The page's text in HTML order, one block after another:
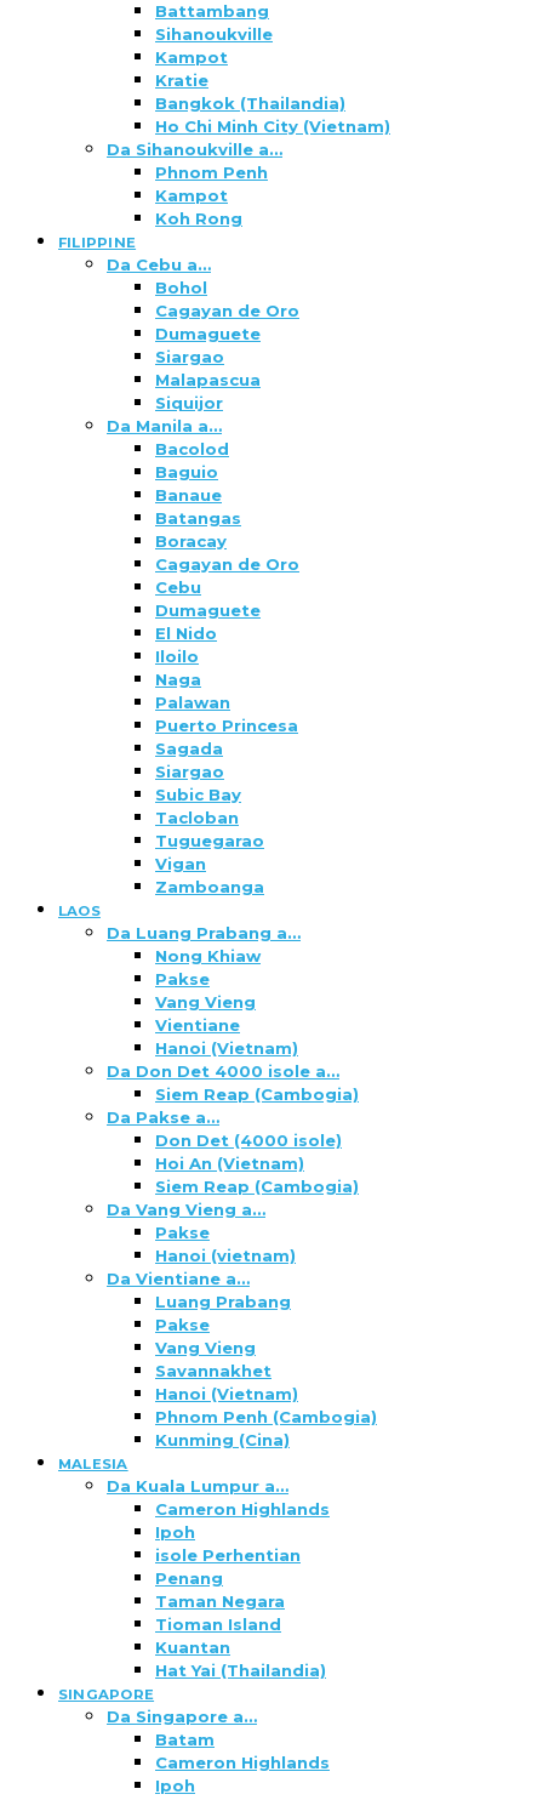
Battambang
Sihanoukville
Kampot
Kratie
Bangkok (Thailandia)
Ho Chi Minh City (Vietnam)
Da Sihanoukville a…
Phnom Penh
Kampot
Koh Rong
FILIPPINE
Da Cebu a…
Bohol
Cagayan de Oro
Dumaguete
Siargao
Malapascua
Siquijor
Da Manila a…
Bacolod
Baguio
Banaue
Batangas
Boracay
Cagayan de Oro
Cebu
Dumaguete
El Nido
Iloilo
Naga
Palawan
Puerto Princesa
Sagada
Siargao
Subic Bay
Tacloban
Tuguegarao
Vigan
Zamboanga
LAOS
Da Luang Prabang a…
Nong Khiaw
Pakse
Vang Vieng
Vientiane
Hanoi (Vietnam)
Da Don Det 4000 isole a…
Siem Reap (Cambogia)
Da Pakse a…
Don Det (4000 isole)
Hoi An (Vietnam)
Siem Reap (Cambogia)
Da Vang Vieng a…
Pakse
Hanoi (vietnam)
Da Vientiane a…
Luang Prabang
Pakse
Vang Vieng
Savannakhet
Hanoi (Vietnam)
Phnom Penh (Cambogia)
Kunming (Cina)
MALESIA
Da Kuala Lumpur a…
Cameron Highlands
Ipoh
isole Perhentian
Penang
Taman Negara
Tioman Island
Kuantan
Hat Yai (Thailandia)
SINGAPORE
Da Singapore a…
Batam
Cameron Highlands
Ipoh